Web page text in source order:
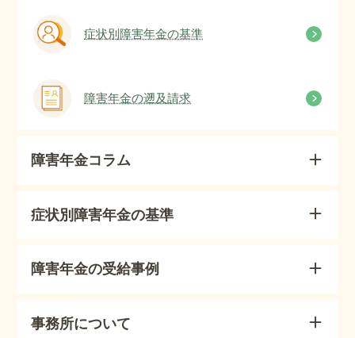
症状別障害年金の基準
障害年金の遡及請求
障害年金コラム
症状別障害年金の基準
障害年金の受給事例
事務所について